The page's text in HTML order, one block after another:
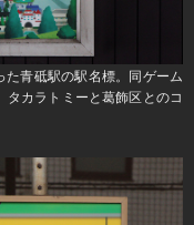
青砥駅の駅名標。同ゲーム
カラトミーと葛飾区とのコ